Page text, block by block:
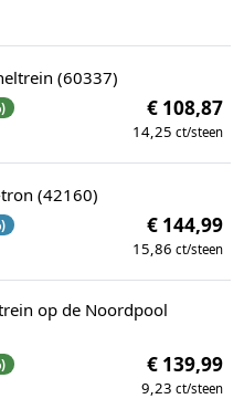
(60337)
€ 108,87
14,25 ct/steen
(42160)
€ 144,99
15,86 ct/steen
op de Noordpool
€ 139,99
9,23 ct/steen